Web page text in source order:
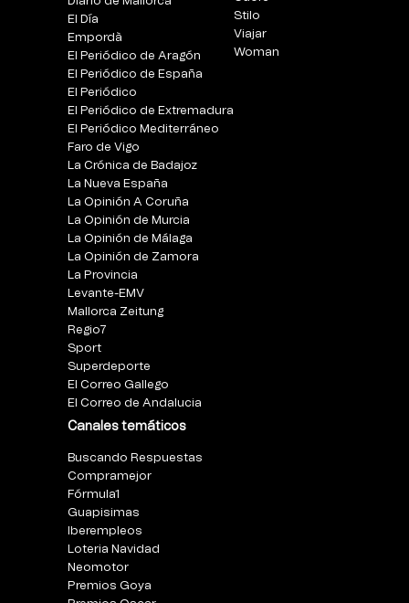
El Día
Empordà
El Periódico de Aragón
El Periódico de España
El Periódico
El Periódico de Extremadura
El Periódico Mediterráneo
Faro de Vigo
La Crónica de Badajoz
La Nueva España
La Opinión A Coruña
La Opinión de Murcia
La Opinión de Málaga
La Opinión de Zamora
La Provincia
Levante-EMV
Mallorca Zeitung
Regio7
Sport
Superdeporte
El Correo Gallego
El Correo de Andalucia
Canales temáticos
Buscando Respuestas
Compramejor
Fórmula1
Guapisimas
Iberempleos
Loteria Navidad
Neomotor
Premios Goya
Stilo
Viajar
Woman